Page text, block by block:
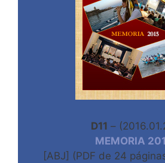
D11 –
MEMORIA
[ABJ] (PDF de 24